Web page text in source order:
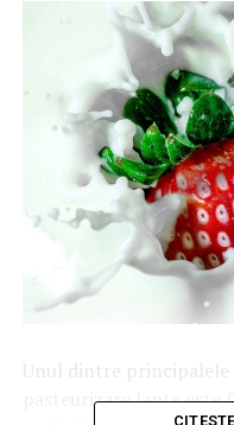
Unul dintre principalele
pasteurizare lapte este